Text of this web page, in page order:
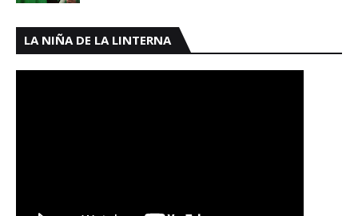
LA NIÑA DE LA LINTERNA